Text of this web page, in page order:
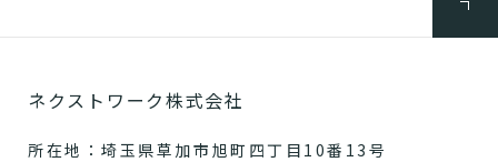
ネクストワーク株式会社
所在地：埼玉県草加市旭町四丁目10番13号